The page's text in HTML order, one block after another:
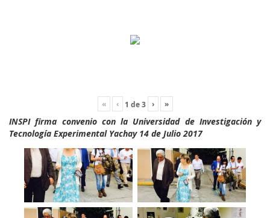
« ‹ 1 de3 › »
INSPI firma convenio con la Universidad de Investigación y
Tecnología Experimental Yachay 14 de Julio 2017